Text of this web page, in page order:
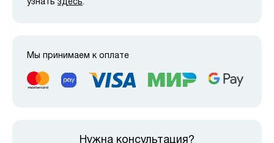
узнать здесь.
Мы принимаем к оплате
Нужна консультация?